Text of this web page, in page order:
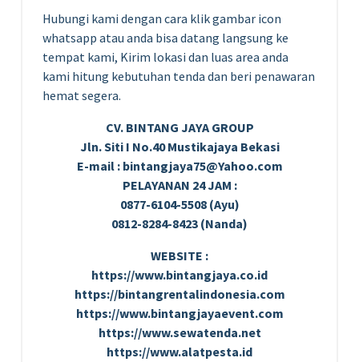
Hubungi kami dengan cara klik gambar icon
whatsapp atau anda bisa datang langsung ke
tempat kami, Kirim lokasi dan luas area anda
kami hitung kebutuhan tenda dan beri penawaran
hemat segera.
CV. BINTANG JAYA GROUP
Jln. Siti I No.40 Mustikajaya Bekasi
E-mail : bintangjaya75@Yahoo.com
PELAYANAN 24 JAM :
0877-6104-5508 (Ayu)
0812-8284-8423 (Nanda)
WEBSITE :
https://www.bintangjaya.co.id
https://bintangrentalindonesia.com
https://www.bintangjayaevent.com
https://www.sewatenda.net
https://www.alatpesta.id